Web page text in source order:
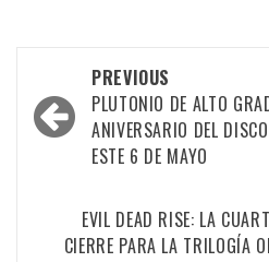
navigation
PREVIOUS
PLUTONIO DE ALTO
ANIVERSARIO DEL
ESTE 6 DE MAYO
EVIL DEAD RISE: LA
CIERRE PARA LA TRILOGÍA